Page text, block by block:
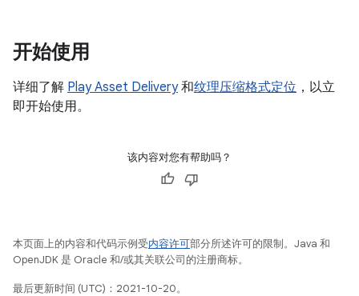
开始使用
详细了解 Play Asset Delivery和纹理压缩格式定位 ，以立
即开始使用。
该内容对您有帮助吗？
本页面上的内容和代码示例受内容许可部分所述许可的限制。Java 和
OpenJDK 是 Oracle 和/或其关联公司的注册商标。
最后更新时间 (UTC)：2021-10-20。